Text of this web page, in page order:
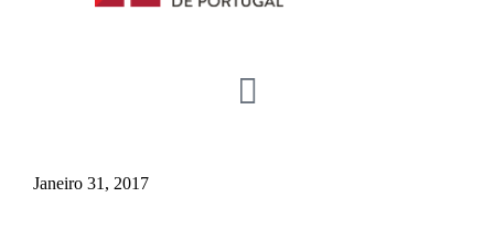
Janeiro 31, 2017